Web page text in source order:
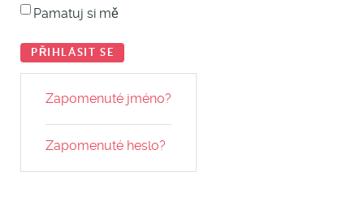
Pamatuj si mě
PŘIHLÁSIT SE
Zapomenuté jméno?
Zapomenuté heslo?